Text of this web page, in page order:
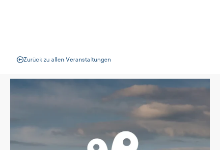
Zurück zu allen Veranstaltungen